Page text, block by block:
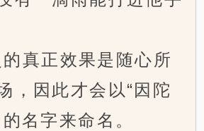
真正效果是随心所
，因此才会以“因陀
名字来命名。